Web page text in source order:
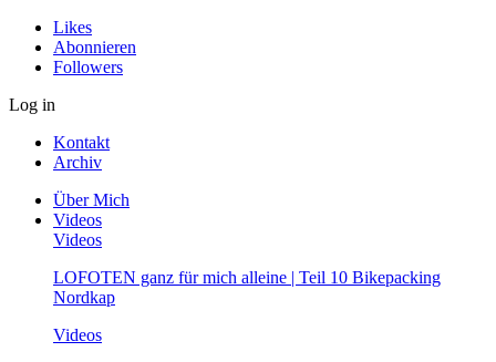
Likes
Abonnieren
Followers
Log in
Kontakt
Archiv
Über Mich
Videos
Videos
LOFOTEN ganz für mich alleine | Teil 10 Bikepacking
Nordkap
Videos